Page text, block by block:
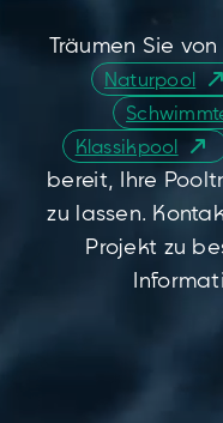
Träumen Sie
Naturpool
Klassikpool
bereit, Ihre
zu lassen.
Projekt zu